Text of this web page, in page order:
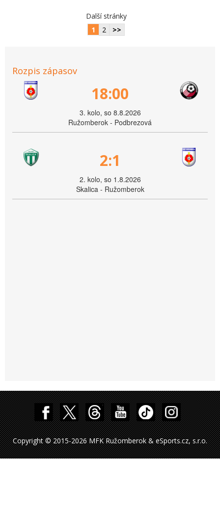
Další stránky
1
2 >>
Rozpis zápasov
18:00
3. kolo, so 8.8.2026
Ružomberok - Podbrezová
2:1
2. kolo, so 1.8.2026
Skalica - Ružomberok
Copyright © 2015-2026 MFK Ružomberok & eSports.cz, s.r.o.